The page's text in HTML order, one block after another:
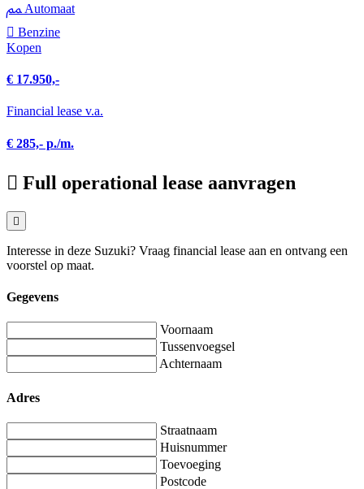
Automaat
Benzine
Kopen
€ 17.950,-
Financial lease v.a.
€ 285,- p./m.
Full operational lease aanvragen
Interesse in deze Suzuki? Vraag financial lease aan en ontvang een
voorstel op maat.
Gegevens
Voornaam
Tussenvoegsel
Achternaam
Adres
Straatnaam
Huisnummer
Toevoeging
Postcode